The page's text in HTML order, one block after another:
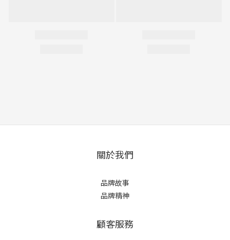
關於我們
品牌故事
品牌精神
顧客服務